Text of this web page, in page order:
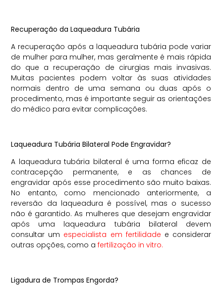
Recuperação da Laqueadura Tubária
A recuperação após a laqueadura tubária pode variar
de mulher para mulher, mas geralmente é mais rápida
do que a recuperação de cirurgias mais invasivas.
Muitas pacientes podem voltar às suas atividades
normais dentro de uma semana ou duas após o
procedimento, mas é importante seguir as orientações
do médico para evitar complicações.
Laqueadura Tubária Bilateral Pode Engravidar?
A laqueadura tubária bilateral é uma forma eficaz de
contracepção permanente, e as chances de
engravidar após esse procedimento são muito baixas.
No entanto, como mencionado anteriormente, a
reversão da laqueadura é possível, mas o sucesso
não é garantido. As mulheres que desejam engravidar
após uma laqueadura tubária bilateral devem
consultar um especialista em fertilidade e considerar
outras opções, como a fertilização in vitro.
Ligadura de Trompas Engorda?